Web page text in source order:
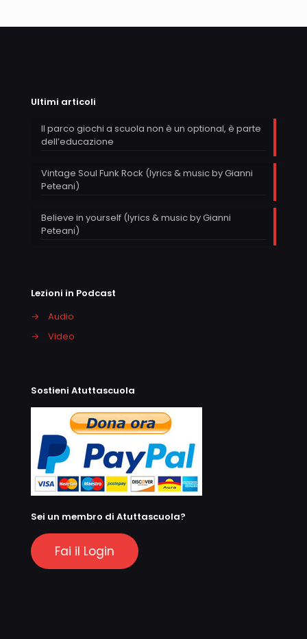
Ultimi articoli
Il parco giochi a scuola non è un optional, è parte
dell’educazione
Vintage Soul Funk Rock (lyrics & music by Gianni
Peteani)
Believe in yourself (lyrics & music by Gianni
Peteani)
Lezioni in Podcast
→
Audio
→
Video
Sostieni Atuttascuola
Sei un membro di Atuttascuola?
Fai il Login